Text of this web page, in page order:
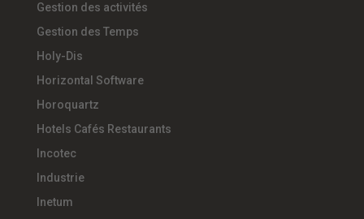
Gestion des activités
Gestion des Temps
Holy-Dis
Horizontal Software
Horoquartz
Hotels Cafés Restaurants
Incotec
Industrie
Inetum